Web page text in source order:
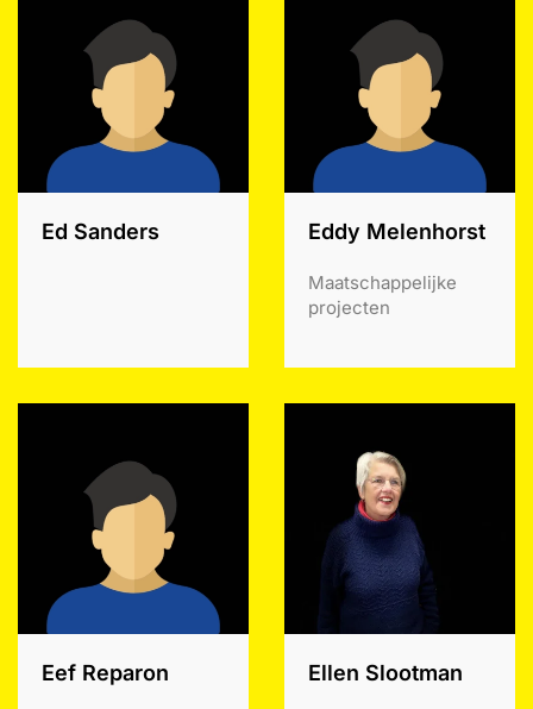
Ed Sanders Eddy Melenhorst
Maatschappelijke
projecten
Eef Reparon Ellen Slootman